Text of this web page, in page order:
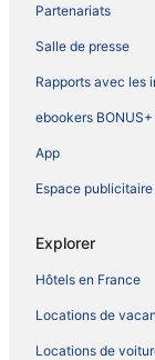
Partenariats
Salle de presse
Rapports avec les
ebookers BONUS+
App
Espace publicitaire
Explorer
Hôtels en France
Locations de
Locations de